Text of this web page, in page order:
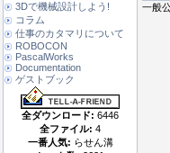
3Dで機械設計しよう!
コラム
仕事のカタマリについて
ROBOCON
PascalWorks
Documentation
ゲストブック
全ダウンロード: 6446
全ファイル: 4
一番人気: らせん溝
一般